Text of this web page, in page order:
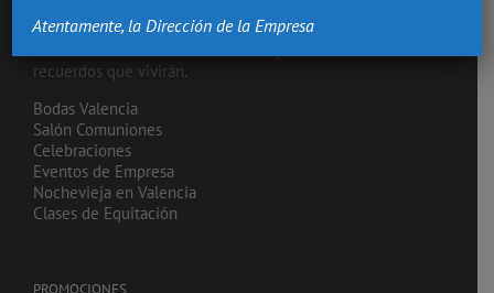
recuerdos que vivirán.
Bodas Valencia
Salón Comuniones
Celebraciones
Eventos de Empresa
Nochevieja en Valencia
Clases de Equitación
PROMOCIONES
Atentamente, la Dirección de la Empresa